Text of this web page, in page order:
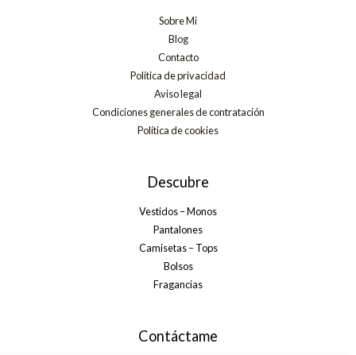
Sobre Mi
Blog
Contacto
Política de privacidad
Aviso legal
Condiciones generales de contratación
Política de cookies
Descubre
Vestidos – Monos
Pantalones
Camisetas – Tops
Bolsos
Fragancias
Contáctame